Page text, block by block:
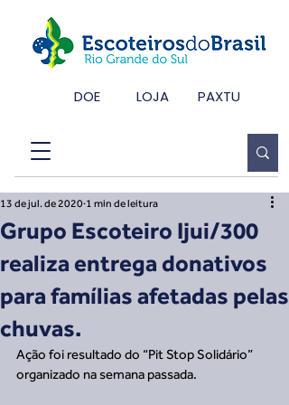
DOE LOJA PAXTU
Grupo Escoteiro Ijui/300
realiza entrega donativos
para famílias afetadas pelas
chuvas.
13 de jul. de 2020 1 min de leitura
Ação foi resultado do “Pit Stop Solidário”
organizado na semana passada.